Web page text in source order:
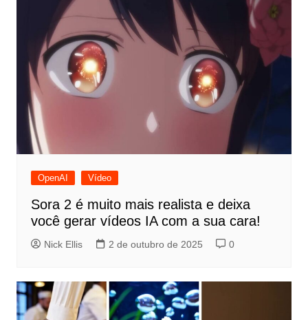
OpenAI Vídeo
Sora 2 é muito mais realista e deixa
você gerar vídeos IA com a sua cara!
Nick Ellis 2 de outubro de 2025 0